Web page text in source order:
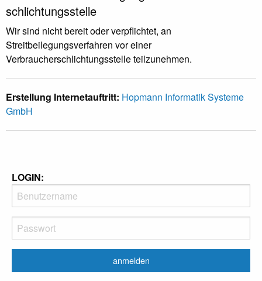
schlichtungs­stelle
Wir sind nicht bereit oder verpflichtet, an
Streitbeilegungsverfahren vor einer
Verbraucherschlichtungsstelle teilzunehmen.
Erstellung Internetauftritt: Hopmann Informatik Systeme
GmbH
LOGIN: